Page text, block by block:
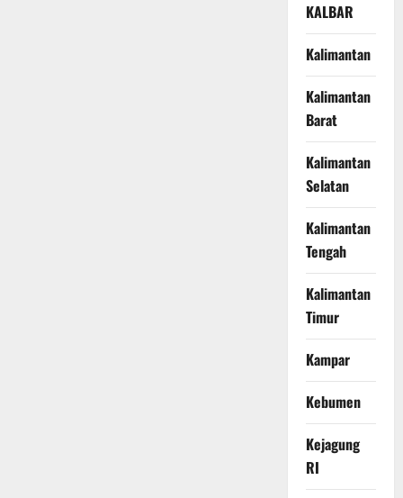
KALBAR
Kalimantan
Kalimantan
Barat
Kalimantan
Selatan
Kalimantan
Tengah
Kalimantan
Timur
Kampar
Kebumen
Kejagung
RI